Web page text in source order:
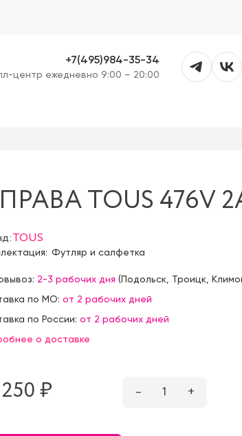
+7(495)984-35-34
центр ежедневно 9:00 – 20:00
TOUS 476V
TOUS
Футляр и салфетка
2-3 рабочих дня (Подольск, Троицк,
по МО: от 2 рабочих дней
по России: от 2 рабочих дней
о доставке
₷ – 1 +